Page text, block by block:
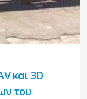
και 3D
του